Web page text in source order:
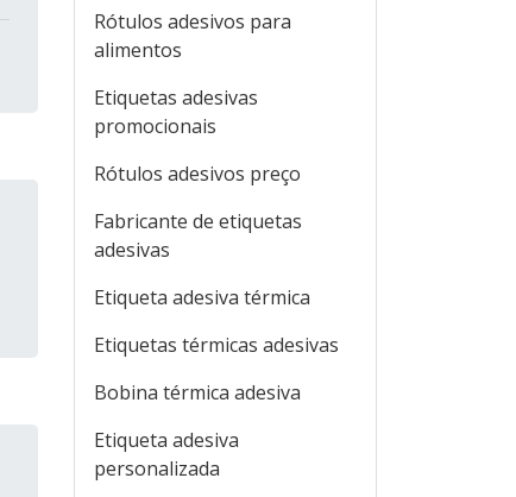
Rótulos adesivos para
alimentos
Etiquetas adesivas
promocionais
Rótulos adesivos preço
Fabricante de etiquetas
adesivas
Etiqueta adesiva térmica
Etiquetas térmicas adesivas
Bobina térmica adesiva
Etiqueta adesiva
personalizada